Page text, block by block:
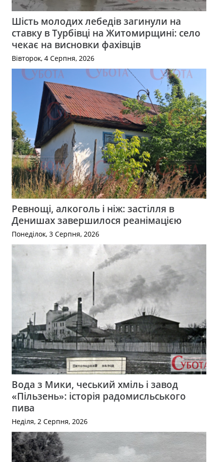
Шість молодих лебедів загинули на
ставку в Турбівці на Житомирщині: село
чекає на висновки фахівців
Вівторок, 4 Серпня, 2026
Ревнощі, алкоголь і ніж: застілля в
Денишах завершилося реанімацією
Понеділок, 3 Серпня, 2026
Вода з Мики, чеський хміль і завод
«Пільзень»: історія радомисльського
пива
Неділя, 2 Серпня, 2026